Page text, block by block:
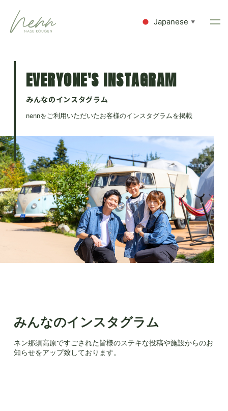
Japanese ▼
EVERYONE'S INSTAGRAM
みんなのインスタグラム
nennをご利用いただいたお客様のインスタグラムを掲載
みんなのインスタグラム
ネン那須高原ですごされた皆様のステキな投稿や施設からのお
知らせをアップ致しております。